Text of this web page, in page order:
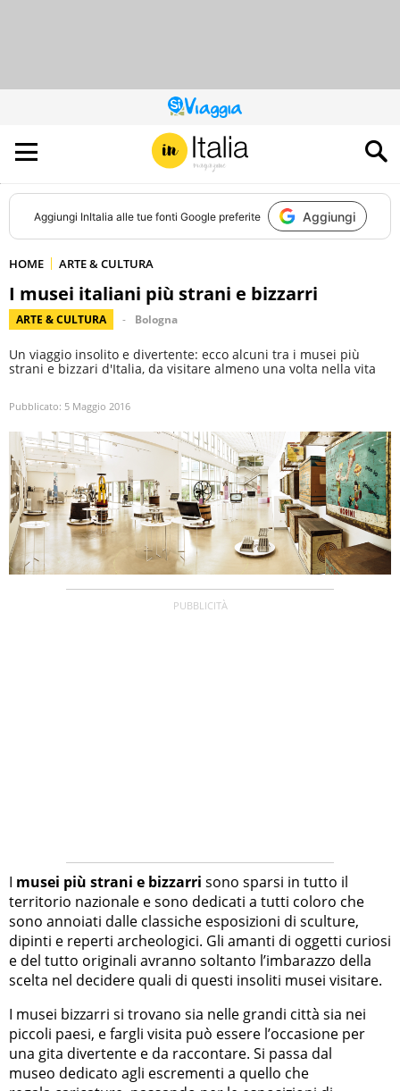
QUESTO
SITO
CONTRIBUISCE
ALL’AUDIENCE
DI
Aggiungi InItalia alle tue fonti Google preferite Aggiungi
HOME ARTE & CULTURA
I musei italiani più strani e bizzarri
ARTE & CULTURA Bologna
Un viaggio insolito e divertente: ecco alcuni tra i musei più
strani e bizzari d'Italia, da visitare almeno una volta nella vita
Pubblicato: 5 Maggio 2016
I musei più strani e bizzarri sono sparsi in tutto il
territorio nazionale e sono dedicati a tutti coloro che
sono annoiati dalle classiche esposizioni di sculture,
dipinti e reperti archeologici. Gli amanti di oggetti curiosi
e del tutto originali avranno soltanto l’imbarazzo della
scelta nel decidere quali di questi insoliti musei visitare.
I musei bizzarri si trovano sia nelle grandi città sia nei
piccoli paesi, e fargli visita può essere l’occasione per
una gita divertente e da raccontare. Si passa dal
museo dedicato agli escrementi a quello che